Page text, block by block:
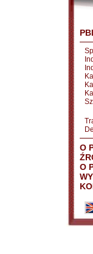
O
O